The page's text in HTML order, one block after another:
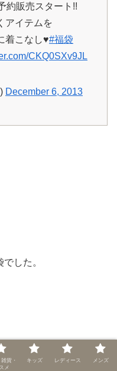
約販売スタート!!
アイテムを
着こなし♥#福袋
CKQ0SXv9JL
December 6, 2013
した。
完成するのは嬉しいで
貨・
メ
キッズ レディース メンズ